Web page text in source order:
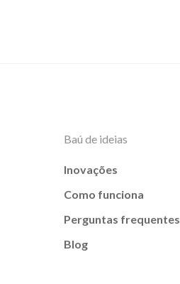
Baú de ideias
Inovações
Como funciona
Perguntas frequentes
Blog